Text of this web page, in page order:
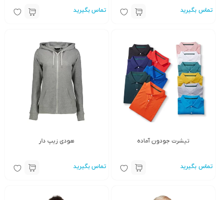
تماس بگیرید تماس بگیرید
تیشرت جودون آماده
تماس بگیرید
هودی زیپ دار
تماس بگیرید